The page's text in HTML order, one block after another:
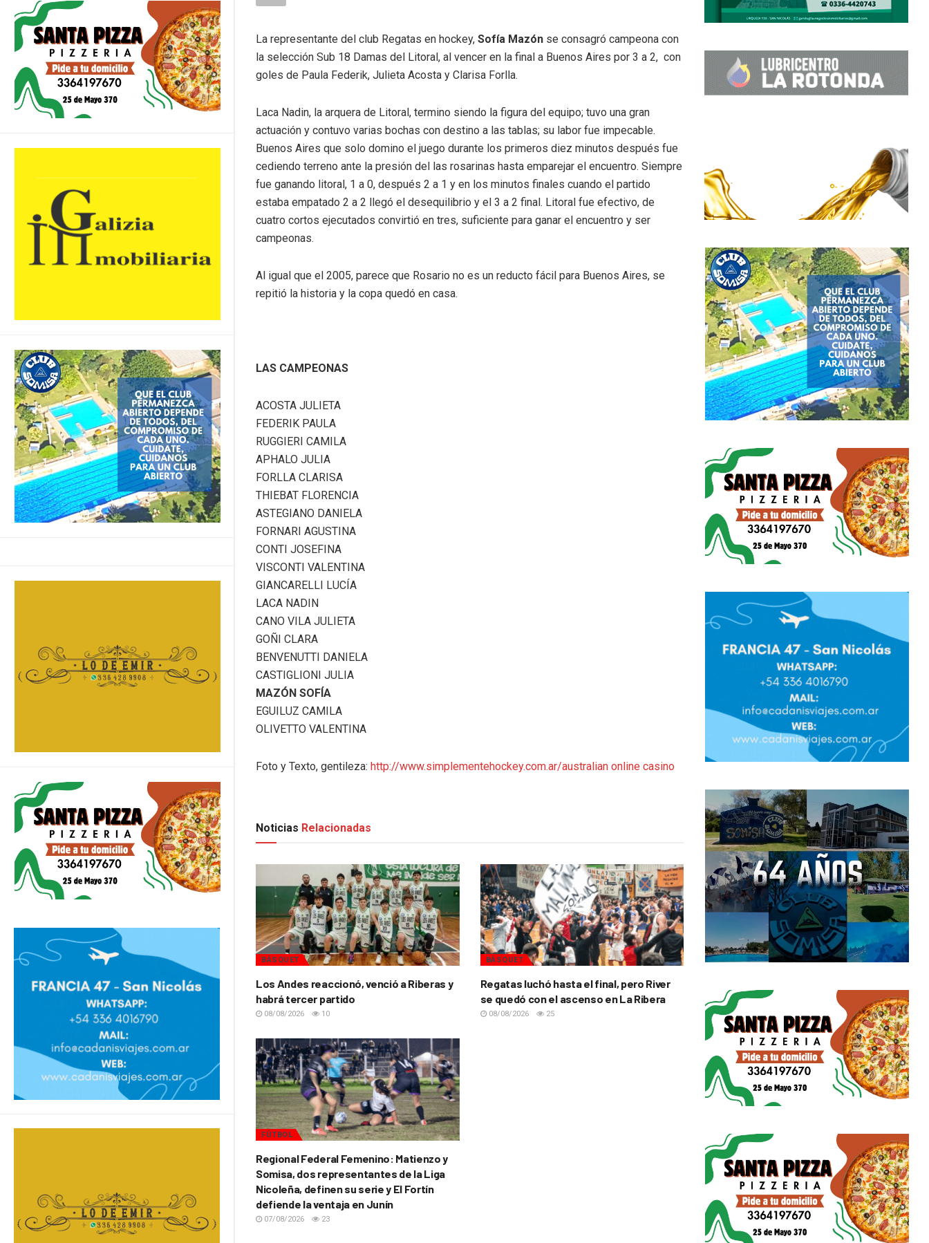
La representante del club Regatas en hockey, Sofía Mazón se consagró campeona con
la selección Sub 18 Damas del Litoral, al vencer en la final a Buenos Aires por 3 a 2, con
goles de Paula Federik, Julieta Acosta y Clarisa Forlla.
Laca Nadin, la arquera de Litoral, termino siendo la figura del equipo; tuvo una gran
actuación y contuvo varias bochas con destino a las tablas; su labor fue impecable.
Buenos Aires que solo domino el juego durante los primeros diez minutos después fue
cediendo terreno ante la presión del las rosarinas hasta emparejar el encuentro. Siempre
fue ganando litoral, 1 a 0, después 2 a 1 y en los minutos finales cuando el partido
estaba empatado 2 a 2 llegó el desequilibrio y el 3 a 2 final. Litoral fue efectivo, de
cuatro cortos ejecutados convirtió en tres, suficiente para ganar el encuentro y ser
campeonas.
Al igual que el 2005, parece que Rosario no es un reducto fácil para Buenos Aires, se
repitió la historia y la copa quedó en casa.
LAS CAMPEONAS
ACOSTA JULIETA
FEDERIK PAULA
RUGGIERI CAMILA
APHALO JULIA
FORLLA CLARISA
THIEBAT FLORENCIA
ASTEGIANO DANIELA
FORNARI AGUSTINA
CONTI JOSEFINA
VISCONTI VALENTINA
GIANCARELLI LUCÍA
LACA NADIN
CANO VILA JULIETA
GOÑI CLARA
BENVENUTTI DANIELA
CASTIGLIONI JULIA
MAZÓN SOFÍA
EGUILUZ CAMILA
OLIVETTO VALENTINA
Foto y Texto, gentileza: http://www.simplementehockey.com.ar/australian online casino
Noticias Relacionadas
BÁSQUET
Los Andes reaccionó, venció a Riberas y
habrá tercer partido
08/08/2026 10
BÁSQUET
Regatas luchó hasta el final, pero River
se quedó con el ascenso en La Ribera
08/08/2026 25
FÚTBOL
Regional Federal Femenino: Matienzo y
Somisa, dos representantes de la Liga
Nicoleña, definen su serie y El Fortín
defiende la ventaja en Junín
07/08/2026 23